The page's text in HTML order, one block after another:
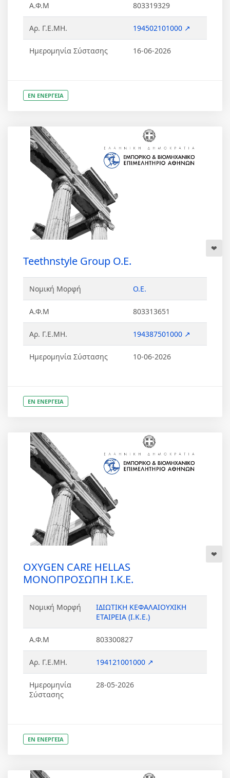
Α.Φ.Μ 803319329
Αρ. Γ.Ε.ΜΗ. 194502101000 ↗
Ημερομηνία Σύστασης 16-06-2026
ΕΝ ΕΝΕΡΓΕΙΑ
Teethnstyle Group Ο.Ε.
Νομική Μορφή Ο.Ε.
Α.Φ.Μ 803313651
Αρ. Γ.Ε.ΜΗ. 194387501000 ↗
Ημερομηνία Σύστασης 10-06-2026
ΕΝ ΕΝΕΡΓΕΙΑ
OXYGEN CARE HELLAS
ΜΟΝΟΠΡΟΣΩΠΗ Ι.Κ.Ε.
Νομική Μορφή
ΙΔΙΩΤΙΚΗ ΚΕΦΑΛΑΙΟΥΧΙΚΗ
ΕΤΑΙΡΕΙΑ (Ι.Κ.Ε.)
Α.Φ.Μ 803300827
Αρ. Γ.Ε.ΜΗ. 194121001000 ↗
Ημερομηνία
Σύστασης
28-05-2026
ΕΝ ΕΝΕΡΓΕΙΑ